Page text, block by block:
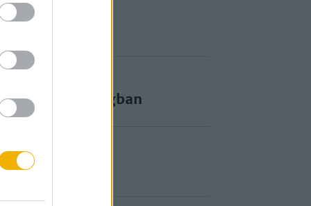
római világban